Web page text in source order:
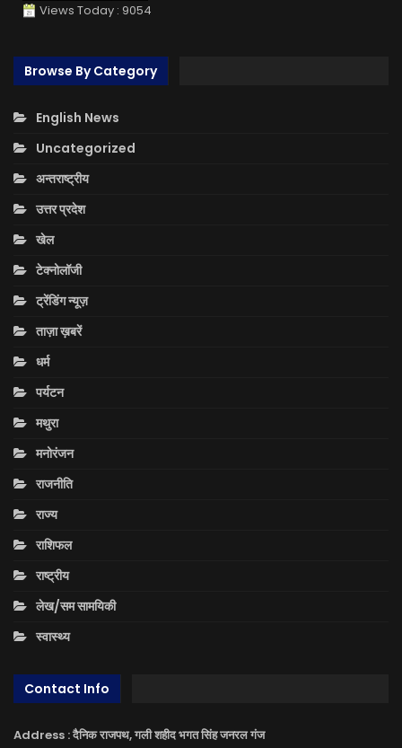
Views Today : 9054
Browse By Category
English News
Uncategorized
अन्तराष्ट्रीय
उत्तर प्रदेश
खेल
टेक्नोलॉजी
ट्रेंडिंग न्यूज़
ताज़ा ख़बरें
धर्म
पर्यटन
मथुरा
मनोरंजन
राजनीति
राज्य
राशिफल
राष्ट्रीय
लेख/सम सामयिकी
स्वास्थ्य
Contact Info
Address : दैनिक राजपथ, गली शहीद भगत सिंह जनरल गंज